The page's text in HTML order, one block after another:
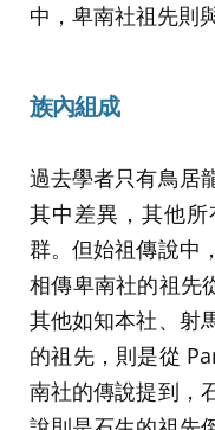
中，卑南社祖先則
族內組成
過去學者只有鳥居
其中差異，其他
群。但始祖傳說中
相傳卑南社的祖先
其他如知本社、射
的祖先，則是從
南社的傳說提到，